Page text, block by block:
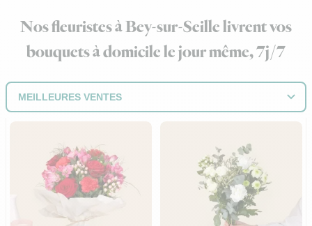
Nos fleuristes à Bey-sur-Seille livrent vos
bouquets à domicile le jour même, 7j/7